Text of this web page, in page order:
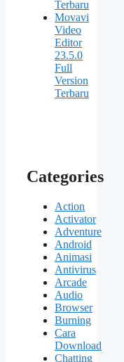
Terbaru
Movavi
Video
Editor
23.5.0
Full
Version
Terbaru
Categories
Action
Activator
Adventure
Android
Animasi
Antivirus
Arcade
Audio
Browser
Burning
Cara
Download
Chatting